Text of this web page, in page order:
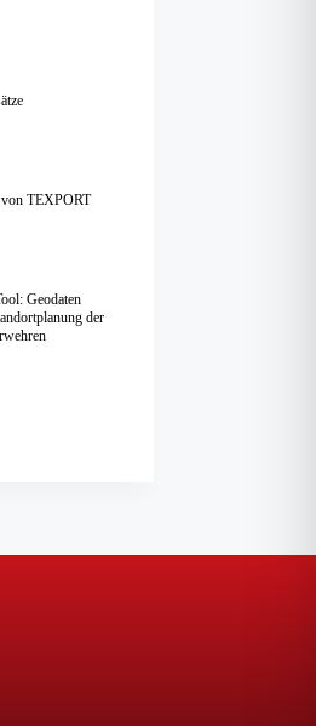
TEXPORT
Geodaten
der